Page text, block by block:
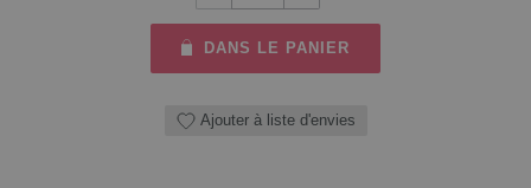
DANS LE PANIER
Ajouter à liste d'envies